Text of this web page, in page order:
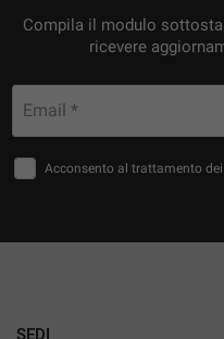
Compila il modulo
ricevere
Email *
Acconsento al trattamento
SEDI